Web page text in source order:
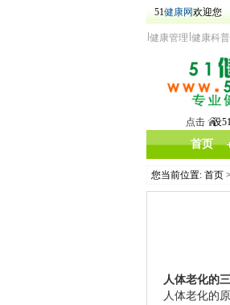
51健康网欢迎您
健康管理 健康科普
点击设
首页
您当前位置: 首页 >
人体老化的
人体老化的